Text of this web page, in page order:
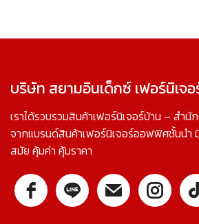
บริษัท สยามอินเด็กซ์ เฟอร์นิเจอ
เราได้รวบรวมสินค้าเฟอร์นิเจอร์บ้าน – สำ
จากแบรนด์สินค้าเฟอร์นิเจอร์ออฟฟิศชั้นน
สมัย คุ้มค่า คุ้มราคา